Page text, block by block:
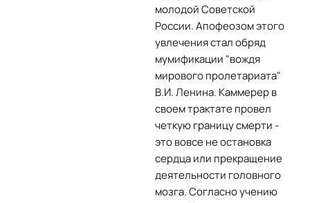
молодой Советской
России. Апофеозом этого
увлечения стал обряд
мумификации "вождя
мирового пролетариата"
В.И. Ленина. Каммерер в
своем трактате провел
четкую границу смерти -
это вовсе не остановка
сердца или прекращение
деятельности головного
мозга. Согласно учению